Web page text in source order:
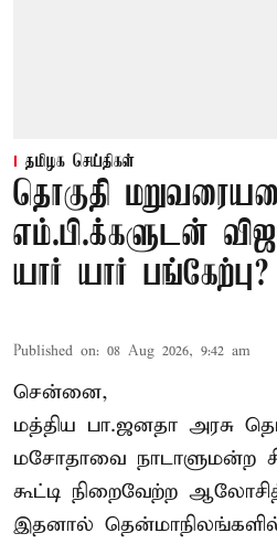
தமிழக செய்திகள்
தொகுதி
எம்.பி.க்களுடன்
யார் யார் பங்கேற்பு?
Published on: 08 Aug 2026, 9:42 am
சென்னை,
மத்திய பா.ஜனதா அரசு
மசோதாவை நாடாளுமன்ற
கூட்டி நிறைவேற்ற
இதனால்